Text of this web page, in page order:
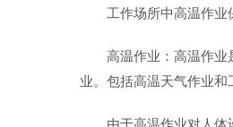
工作场所中高温作业
高温作业：高温作业
业。包括高温天气作业和
由于高温作业对人体